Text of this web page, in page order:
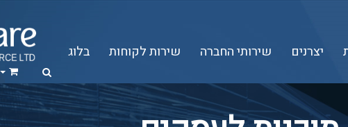
יצרנים שירותי החברה שירות לקוחות בלוג